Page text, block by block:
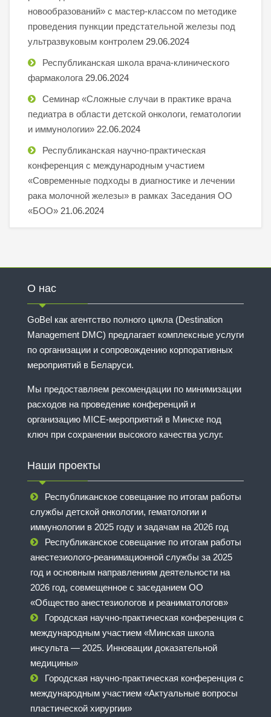
новообразований» с мастер-классом по методике
проведения пункции предстательной железы под
ультразвуковым контролем 29.06.2024
Республиканская школа врача-клинического
фармаколога 29.06.2024
Семинар «Сложные случаи в практике врача
педиатра в области детской онкологи, гематологии
и иммунологии» 22.06.2024
Республиканская научно-практическая
конференция с международным участием
«Современные подходы в диагностике и лечении
рака молочной железы» в рамках Заседания ОО
«БОО» 21.06.2024
О нас
GoBel как агентство полного цикла (Destination
Management DMC) предлагает комплексные услуги
по организации и сопровождению корпоративных
мероприятий в Беларуси.
Мы предоставляем рекомендации по минимизации
расходов на проведение конференций и
организацию MICE-мероприятий в Минске под
ключ при сохранении высокого качества услуг.
Наши проекты
Республиканское совещание по итогам работы
службы детской онкологии, гематологии и
иммунологии в 2025 году и задачам на 2026 год
Республиканское совещание по итогам работы
анестезиолого-реанимационной службы за 2025
год и основным направлениям деятельности на
2026 год, совмещенное с заседанием ОО
«Общество анестезиологов и реаниматологов»
Городская научно-практическая конференция с
международным участием «Минская школа
инсульта — 2025. Инновации доказательной
медицины»
Городская научно-практическая конференция с
международным участием «Актуальные вопросы
пластической хирургии»